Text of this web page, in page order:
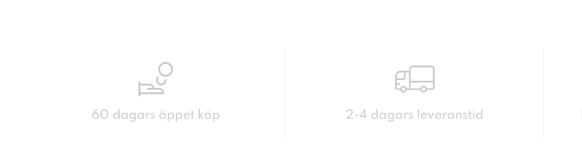
60 dagars öppet köp 2-4 dagars leveranstid